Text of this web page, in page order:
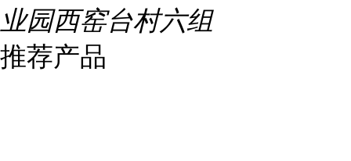
业园西窑台村六组
推荐产品